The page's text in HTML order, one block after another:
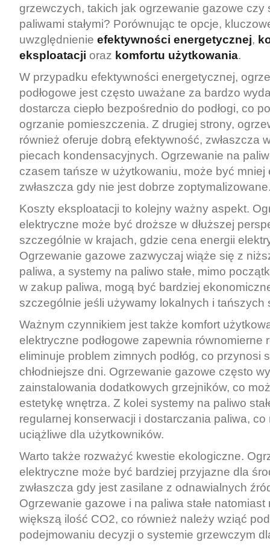
grzewczych, takich jak ogrzewanie gazowe czy
paliwami stałymi? Porównując te opcje,
uwzględnienie efektywności energetycznej,
eksploatacji oraz komfortu użytkowania.
W przypadku efektywności energetycznej,
podłogowe jest często uważane za bardzo
dostarcza ciepło bezpośrednio do podłogi, co
ogrzanie pomieszczenia. Z drugiej strony,
również oferuje dobrą efektywność, zwłaszcza
piecach kondensacyjnych. Ogrzewanie na
czasem tańsze w użytkowaniu, może być mniej
zwłaszcza gdy nie jest dobrze
Koszty eksploatacji to kolejny ważny aspekt.
elektryczne może być droższe w dłuższej
szczególnie w krajach, gdzie cena energii
Ogrzewanie gazowe zazwyczaj wiąże się z
paliwa, a systemy na paliwo stałe, mimo
w zakup paliwa, mogą być bardziej
szczególnie jeśli używamy lokalnych i tańszych
Ważnym czynnikiem jest także komfort
elektryczne podłogowe zapewnia równomierne
eliminuje problem zimnych podłóg, co przynosi
chłodniejsze dni. Ogrzewanie gazowe często
zainstalowania dodatkowych grzejników, co
estetykę wnętrza. Z kolei systemy na paliwo
regularnej konserwacji i dostarczania paliwa, co
uciążliwe dla użytkowników.
Warto także rozważyć kwestie ekologiczne.
elektryczne może być bardziej przyjazne dla
zwłaszcza gdy jest zasilane z odnawialnych
Ogrzewanie gazowe i na paliwa stałe
większą ilość CO2, co również należy wziąć
podejmowaniu decyzji o systemie grzewczym